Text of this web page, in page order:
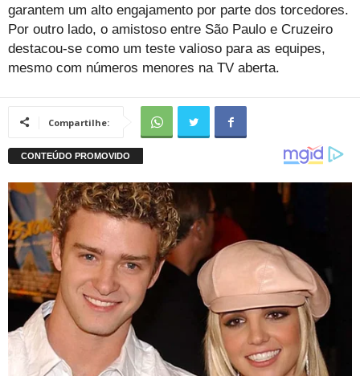
garantem um alto engajamento por parte dos torcedores.
Por outro lado, o amistoso entre São Paulo e Cruzeiro
destacou-se como um teste valioso para as equipes,
mesmo com números menores na TV aberta.
Compartilhe: